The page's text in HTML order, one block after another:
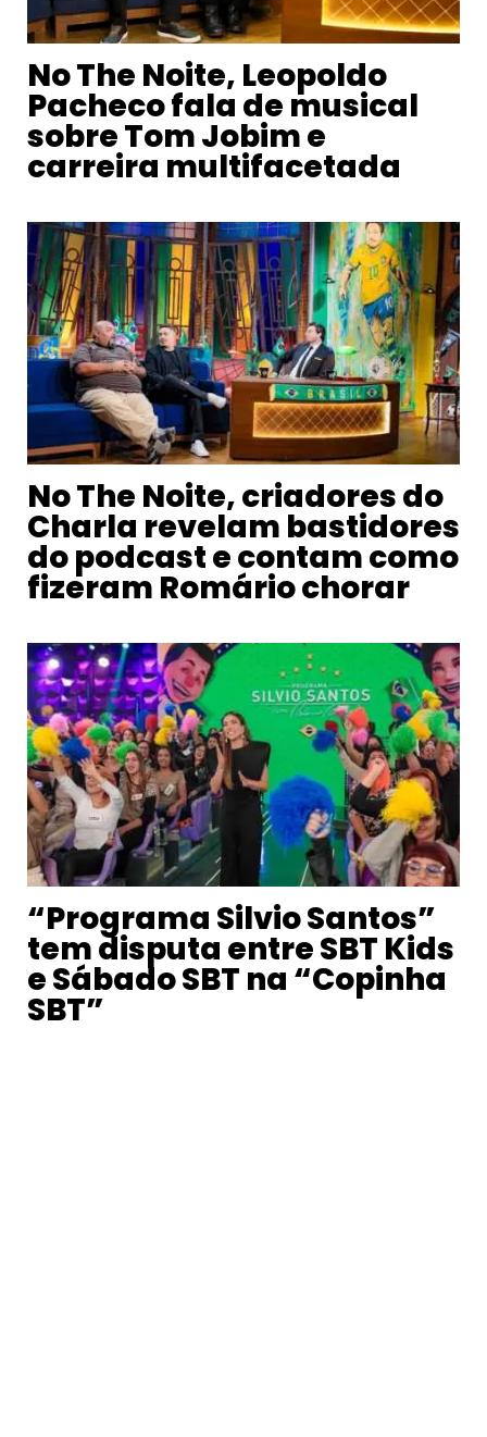
No The Noite, Leopoldo
Pacheco fala de musical
sobre Tom Jobim e
carreira multifacetada
No The Noite, criadores do
Charla revelam bastidores
do podcast e contam como
fizeram Romário chorar
“Programa Silvio Santos”
tem disputa entre SBT Kids
e Sábado SBT na “Copinha
SBT”